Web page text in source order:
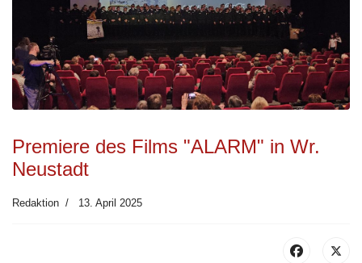
Premiere des Films "ALARM" in Wr.
Neustadt
Redaktion 13. April 2025